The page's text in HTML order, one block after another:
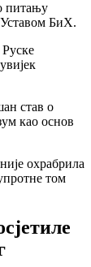
питању
БиХ.
Руске
став о
као основ
охрабрила
том